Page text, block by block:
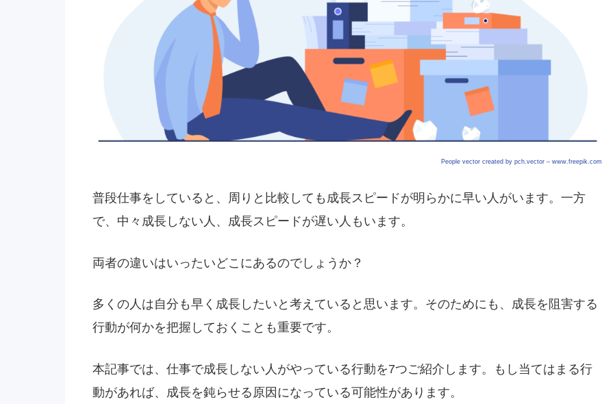
People vector created by pch.vector – www.freepik.com
普段仕事をしていると、周りと比較しても成長スピードが明らかに早い人がいます。一方
で、中々成長しない人、成長スピードが遅い人もいます。
両者の違いはいったいどこにあるのでしょうか？
多くの人は自分も早く成長したいと考えていると思います。そのためにも、成長を阻害する
行動が何かを把握しておくことも重要です。
本記事では、仕事で成長しない人がやっている行動を7つご紹介します。もし当てはまる行
動があれば、成長を鈍らせる原因になっている可能性があります。